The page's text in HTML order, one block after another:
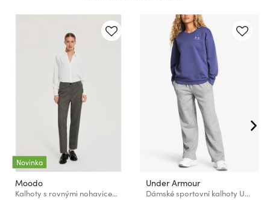
Novinka
Moodo
Kalhoty s rovnými nohavicemi šedé Moodo
Under Armour
Dámské sportovní kalhoty Under Armour UA Rival Flc Straight Pant